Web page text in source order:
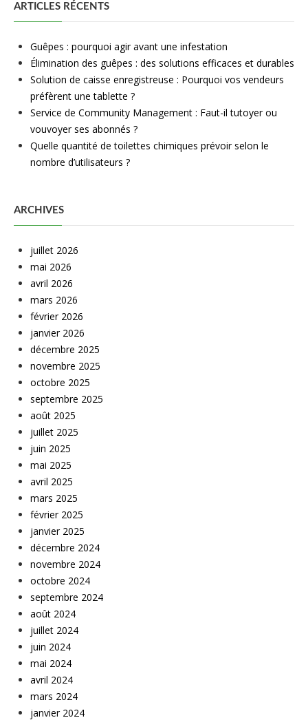
ARTICLES RÉCENTS
Guêpes : pourquoi agir avant une infestation
Élimination des guêpes : des solutions efficaces et durables
Solution de caisse enregistreuse : Pourquoi vos vendeurs
préfèrent une tablette ?
Service de Community Management : Faut-il tutoyer ou
vouvoyer ses abonnés ?
Quelle quantité de toilettes chimiques prévoir selon le
nombre d’utilisateurs ?
ARCHIVES
juillet 2026
mai 2026
avril 2026
mars 2026
février 2026
janvier 2026
décembre 2025
novembre 2025
octobre 2025
septembre 2025
août 2025
juillet 2025
juin 2025
mai 2025
avril 2025
mars 2025
février 2025
janvier 2025
décembre 2024
novembre 2024
octobre 2024
septembre 2024
août 2024
juillet 2024
juin 2024
mai 2024
avril 2024
mars 2024
janvier 2024